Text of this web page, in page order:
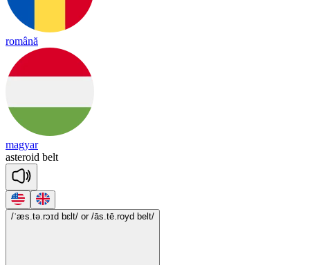
română
magyar
asteroid belt
/ˈæs.tə.rɔɪd bɛlt/ or /ās.tē.royd belt/